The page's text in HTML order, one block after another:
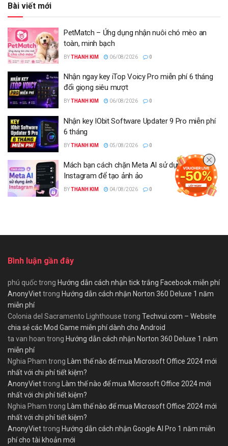
Bài viết mới
PetMatch – Ứng dụng nhận nuôi chó mèo an
toàn, minh bạch
BYTHANH KIM 06/08/2026 0
Nhận ngay key iTop Voicy Pro miễn phí 6 tháng
đổi giọng siêu mượt
BYTHANH KIM 06/08/2026 0
Nhận key IObit Software Updater 9 Pro miễn phí
6 tháng
BYTHANH KIM 05/08/2026 0
Mách bạn cách chặn Meta AI sử dụng ảnh
Instagram để tạo ảnh ảo
BYTHANH KIM 04/08/2026 0
Bình luận gần đây
phú quốctrong Hướng dẫn cách nhận tick trắng Facebook miễn phí
AnonyViettrong Hướng dẫn cách nhận Norton 360 Deluxe 1 năm
miễn phí
Colonia del Sacramento Lighthouse trong Techvui.com – Website
chia sẻ các Mod Game miễn phí dành cho Android
ta van hoan trong Hướng dẫn cách nhận Norton 360 Deluxe 1 năm
miễn phí
Nghia Pham trong Làm thế nào để mua Microsoft Office 2024 mới
nhất với chi phí tiết kiệm?
AnonyViettrong Làm thế nào để mua Microsoft Office 2024 mới
nhất với chi phí tiết kiệm?
Nghia Pham trong Làm thế nào để mua Microsoft Office 2024 mới
nhất với chi phí tiết kiệm?
AnonyViettrong Hướng dẫn cách nhận Google AI Pro 1 năm miễn
phí cho tài khoản mới